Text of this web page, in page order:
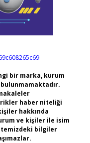
bir marka, kurum
haber niteliği
hakkında
ve kişiler ile isim
bilgiler